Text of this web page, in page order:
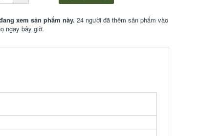
xem sản phẩm này. 24 người đã thêm sản phẩm vào
ngay bây giờ.